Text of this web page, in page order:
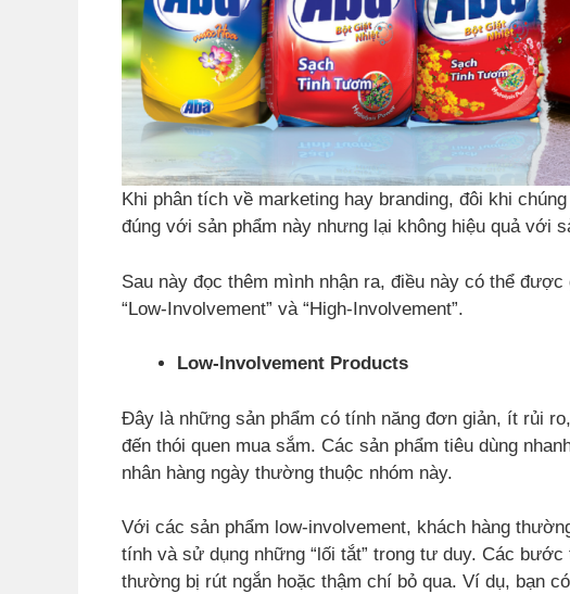
Khi phân tích về marketing hay branding, đôi khi
đúng với sản phẩm này nhưng lại không hiệu quả với
Sau này đọc thêm mình nhận ra, điều này có thể
“Low-Involvement” và “High-Involvement”.
Low-Involvement Products
Đây là những sản phẩm có tính năng đơn giản, ít rủi
đến thói quen mua sắm. Các sản phẩm tiêu dùng
nhân hàng ngày thường thuộc nhóm này.
Với các sản phẩm low-involvement, khách hàng
tính và sử dụng những “lối tắt” trong tư duy. Các
thường bị rút ngắn hoặc thậm chí bỏ qua. Ví dụ, bạn